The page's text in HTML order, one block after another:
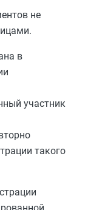
не
в
участник
такого